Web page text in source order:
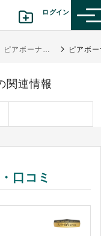
ログイン
ピアボーナスUnipos
関連情報
口コミ